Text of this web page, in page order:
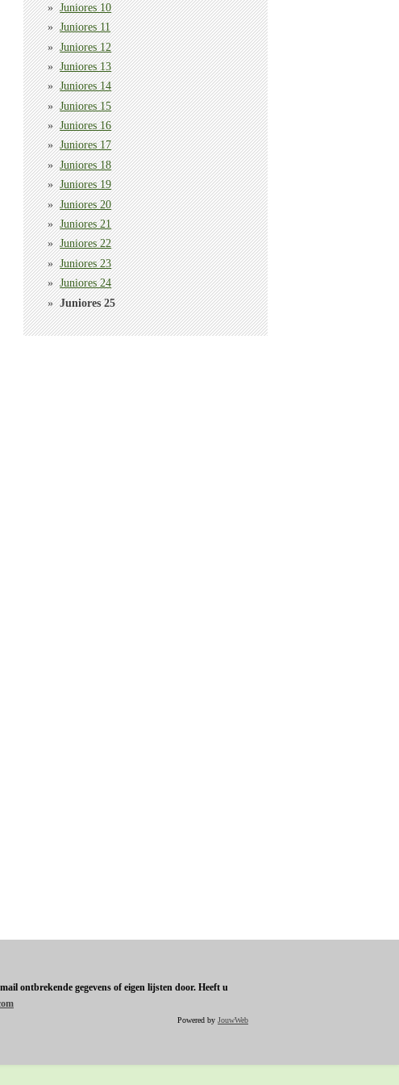
Juniores 10
Juniores 11
Juniores 12
Juniores 13
Juniores 14
Juniores 15
Juniores 16
Juniores 17
Juniores 18
Juniores 19
Juniores 20
Juniores 21
Juniores 22
Juniores 23
Juniores 24
Juniores 25
ontbrekende gegevens of eigen lijsten door. Heeft u
Powered by JouwWeb